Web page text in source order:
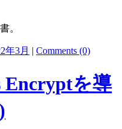
。
年3月 | Comments (0)
Encryptを導